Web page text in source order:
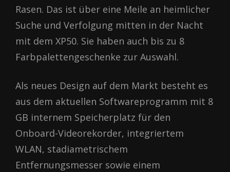
Rasen. Das ist über eine Meile an heimlicher
Suche und Verfolgung mitten in der Nacht
mit dem XP50. Sie haben auch bis zu 8
Farbpalettengeschenke zur Auswahl.
Als neues Design auf dem Markt besteht es
aus dem aktuellen Softwareprogramm mit 8
GB internem Speicherplatz für den
Onboard-Videorekorder, integriertem
WLAN, stadiametrischem
Entfernungsmesser sowie einem